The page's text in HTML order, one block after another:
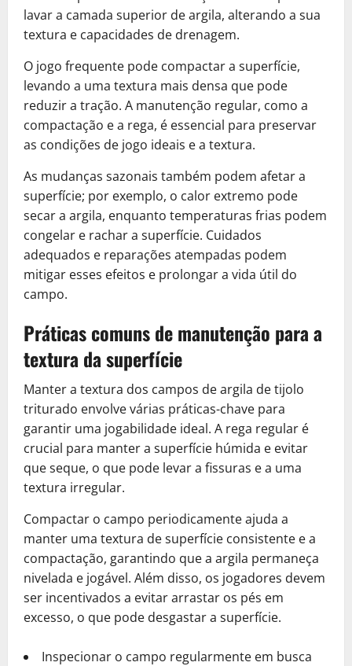
lavar a camada superior de argila, alterando a sua
textura e capacidades de drenagem.
O jogo frequente pode compactar a superfície,
levando a uma textura mais densa que pode
reduzir a tração. A manutenção regular, como a
compactação e a rega, é essencial para preservar
as condições de jogo ideais e a textura.
As mudanças sazonais também podem afetar a
superfície; por exemplo, o calor extremo pode
secar a argila, enquanto temperaturas frias podem
congelar e rachar a superfície. Cuidados
adequados e reparações atempadas podem
mitigar esses efeitos e prolongar a vida útil do
campo.
Práticas comuns de manutenção para a
textura da superfície
Manter a textura dos campos de argila de tijolo
triturado envolve várias práticas-chave para
garantir uma jogabilidade ideal. A rega regular é
crucial para manter a superfície húmida e evitar
que seque, o que pode levar a fissuras e a uma
textura irregular.
Compactar o campo periodicamente ajuda a
manter uma textura de superfície consistente e a
compactação, garantindo que a argila permaneça
nivelada e jogável. Além disso, os jogadores devem
ser incentivados a evitar arrastar os pés em
excesso, o que pode desgastar a superfície.
Inspecionar o campo regularmente em busca